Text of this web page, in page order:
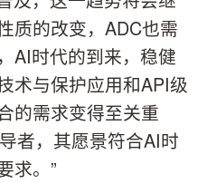
质的改变，ADC也需
AI时代的到来，稳健
术与保护应用和API级
的需求变得至关重
者，其愿景符合AI时
求。”